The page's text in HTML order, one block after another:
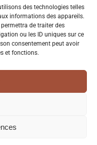
des technologies telles
informations des appareils.
de traiter des
ou les ID uniques sur ce
consentement peut avoir
et fonctions.